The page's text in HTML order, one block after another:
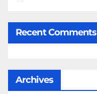
Recent Comments
Archives